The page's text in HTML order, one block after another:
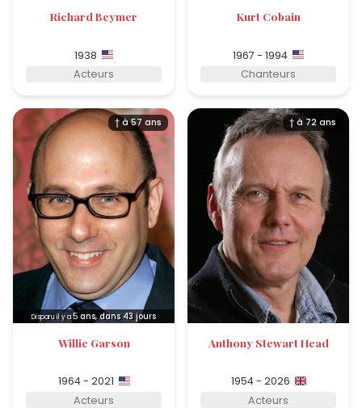
Richard Beymer
1938
Acteurs
Kurt Cobain
1967 - 1994
Chanteurs
† à 57 ans
Disparu il y a5 ans, dans 43 jours
Willie Garson
1964 - 2021
Acteurs
† à 72 ans
Anthony Stewart Head
1954 - 2026
Acteurs